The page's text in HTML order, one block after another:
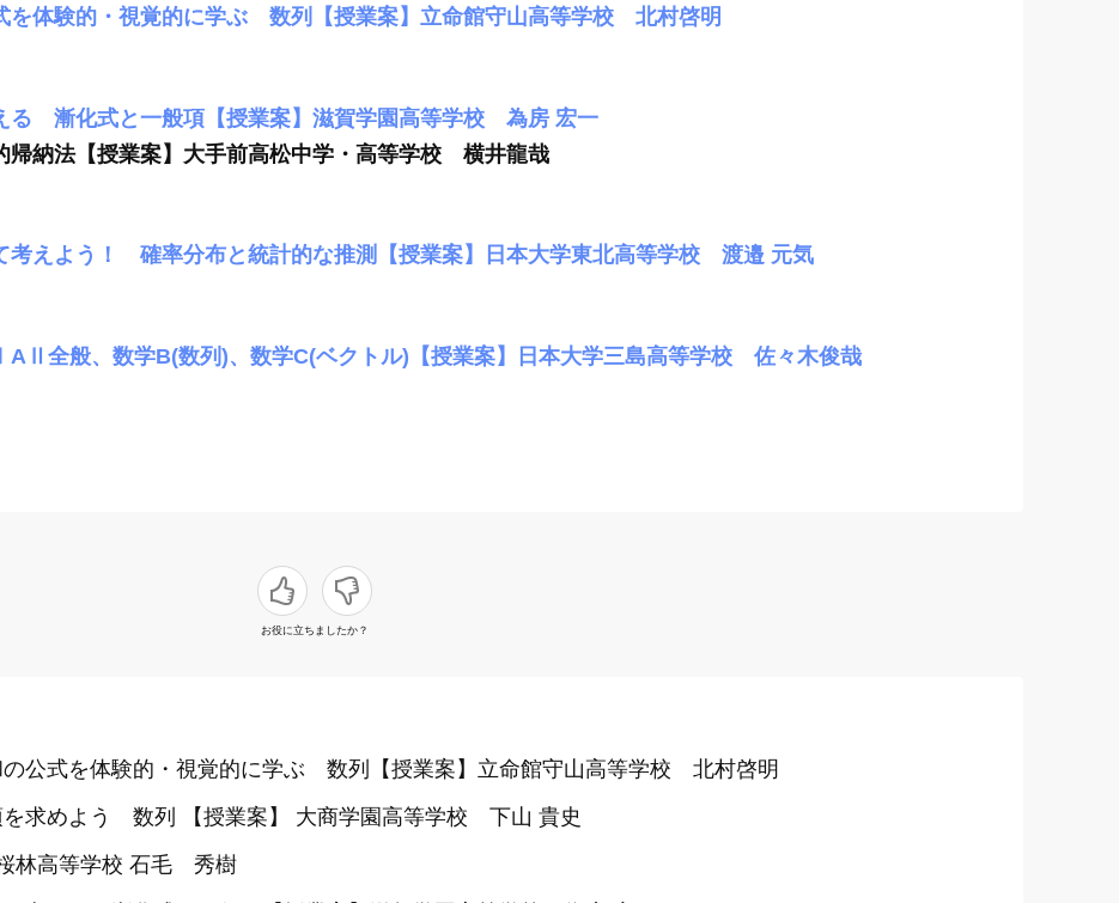
体験的・視覚的に学ぶ 数列【授業案】立命館守山高等学校 北村啓明
漸化式と一般項【授業案】滋賀学園高等学校 為房 宏一
法【授業案】大手前高松中学・高等学校 横井龍哉
えよう！ 確率分布と統計的な推測【授業案】日本大学東北高等学校 渡邉 元気
般、数学B(数列)、数学C(ベクトル)【授業案】日本大学三島高等学校 佐々木俊哉
お役に立ちましたか？
式を体験的・視覚的に学ぶ 数列【授業案】立命館守山高等学校 北村啓明
求めよう 数列 【授業案】 大商学園高等学校 下山 貴史
林高等学校 石毛 秀樹